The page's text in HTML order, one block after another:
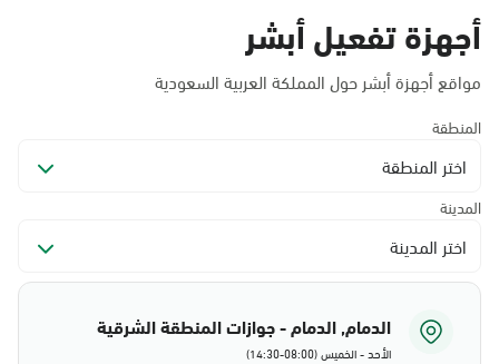
أجهزة تفعيل أبشر
مواقع أجهزة أبشر حول المملكة العربية السعودية
المنطقة
اختر المنطقة
المدينة
اختر المدينة
الدمام, الدمام - جوازات المنطقة الشرقية
الأحد - الخميس (08:00-14:30)